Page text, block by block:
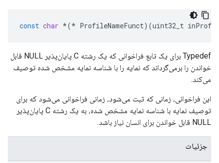
const char *(* ProfileNameFunct)(uint32_t
Typedef برای یک تابع فراخوانی که یک رشته C پایان‌پذیر NULL قابل
خواندن را برمی‌گرداند که نمایه را با شناسه نمایه مشخص شده توصیف
می‌کند.
این فراخوانی، زمانی که ثبت می‌شود، زمانی فراخوانی می‌شود که برای
توصیف نمایه با شناسه نمایه مشخص شده، به یک رشته C پایان‌پذیر
NULL قابل خواندن برای انسان نیاز باشد.
جزئیات